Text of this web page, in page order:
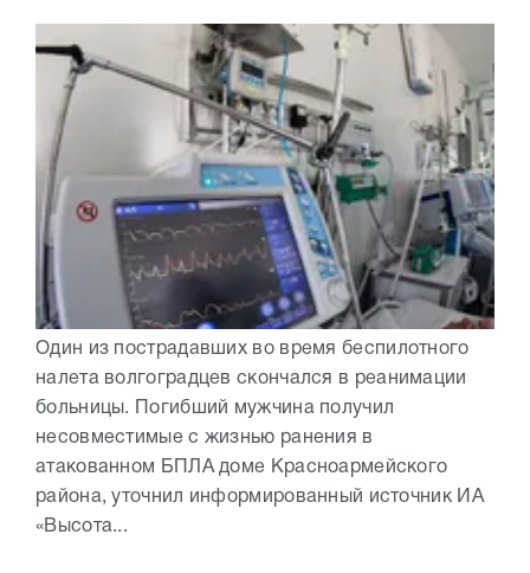
Один из пострадавших во время беспилотного
налета волгоградцев скончался в реанимации
больницы. Погибший мужчина получил
несовместимые с жизнью ранения в
атакованном БПЛА доме Красноармейского
района, уточнил информированный источник ИА
«Высота...